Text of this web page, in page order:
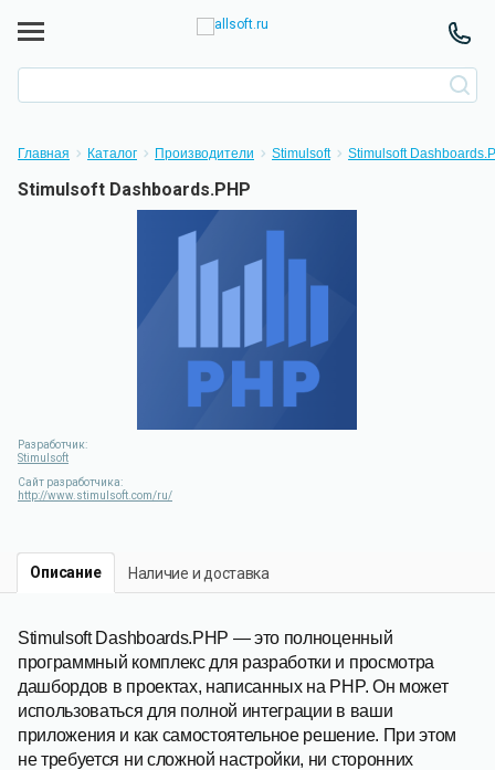
Главная Каталог Производители Stimulsoft Stimulsoft
Stimulsoft Dashboards.PHP
Разработчик:
Stimulsoft
Сайт разработчика:
http://www.stimulsoft.com/ru/
Описание Наличие и доставка
Stimulsoft Dashboards.PHP — это полноценный
программный комплекс для разработки и просмотра
дашбордов в проектах, написанных на PHP. Он может
использоваться для полной интеграции в ваши
приложения и как самостоятельное решение. При этом
не требуется ни сложной настройки, ни сторонних